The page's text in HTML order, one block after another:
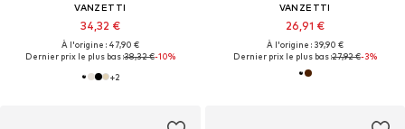
VANZETTI
34,32 €
À l'origine : 47,90 €
Dernier prix le plus bas :38,32 €-10%
+2
VANZETTI
26,91 €
À l'origine : 39,90 €
Dernier prix le plus bas :27,92 €-3%